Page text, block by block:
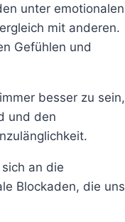
unter emotionalen
mit anderen.
Gefühlen und
besser zu sein,
und den
an die
Blockaden, die uns